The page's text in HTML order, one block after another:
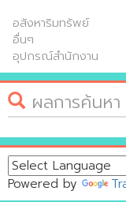
อสังหาริมทรัพย์
อื่นๆ
อุปกรณ์สำนักงาน
ผลการค้นหา
Powered by